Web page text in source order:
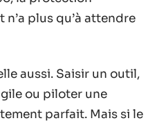
n’a plus qu’à attendre
aussi. Saisir un outil,
ou piloter une
parfait. Mais si le